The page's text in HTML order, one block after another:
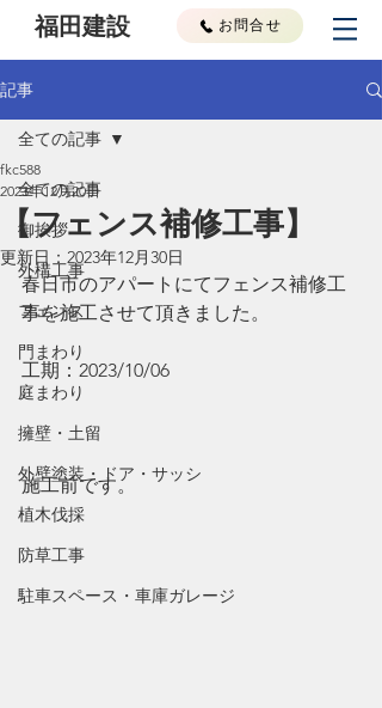
福田建設 お問合せ
記事
全ての記事
御挨拶
外構工事
フェンス
門まわり
庭まわり
擁壁・土留
外壁塗装・ドア・サッシ
植木伐採
防草工事
駐車スペース・車庫ガレージ
全ての記事
【フェンス補修工事】
fkc588
2023年12月20日
更新日： 2023年12月30日
春日市のアパートにてフェンス補修工
事を施工させて頂きました。
工期：2023/10/06
施工前です。